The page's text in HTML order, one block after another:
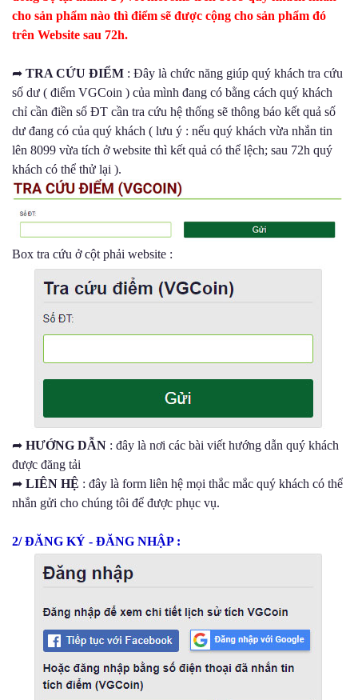
cho sản phẩm nào thì điểm sẽ được cộng cho sản phẩm đó
trên Website sau 72h.
➦ TRA CỨU ĐIỂM : Đây là chức năng giúp quý khách tra cứu
số dư ( điểm VGCoin ) của mình đang có bằng cách quý khách
chỉ cần điền số ĐT cần tra cứu hệ thống sẽ thông báo kết quả số
dư đang có của quý khách ( lưu ý : nếu quý khách vừa nhắn tin
lên 8099 vừa tích ở website thì kết quả có thể lệch; sau 72h quý
khách có thể thử lại ).
Box tra cứu ở cột phải website :
➦ HƯỚNG DẪN : đây là nơi các bài viết hướng dẫn quý khách
được đăng tải
➦ LIÊN HỆ : đây là form liên hệ mọi thắc mắc quý khách có thể
nhắn gửi cho chúng tôi để được phục vụ.
2/ ĐĂNG KÝ - ĐĂNG NHẬP :